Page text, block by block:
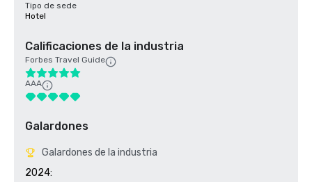
Tipo de sede
Hotel
Calificaciones de la industria
Forbes Travel Guide
AAA
Galardones
Galardones de la industria
2024: